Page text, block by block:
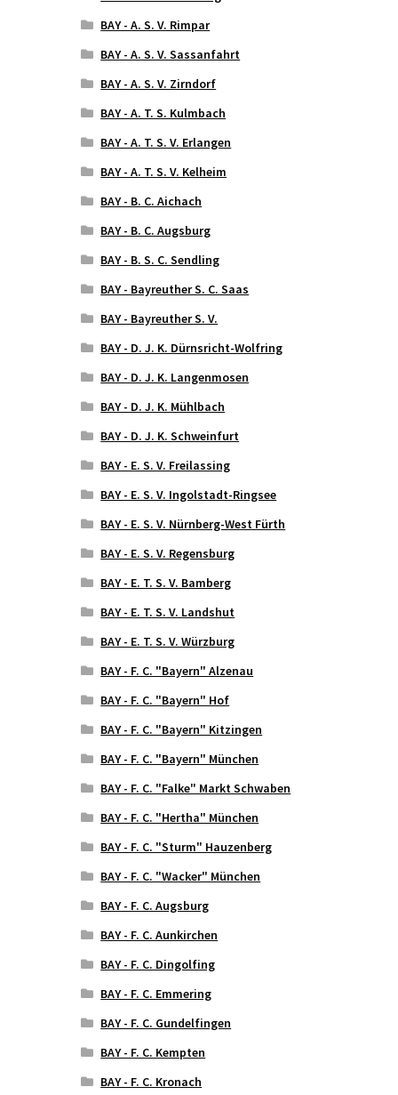
BAY - A. S. V. Rimpar
BAY - A. S. V. Sassanfahrt
BAY - A. S. V. Zirndorf
BAY - A. T. S. Kulmbach
BAY - A. T. S. V. Erlangen
BAY - A. T. S. V. Kelheim
BAY - B. C. Aichach
BAY - B. C. Augsburg
BAY - B. S. C. Sendling
BAY - Bayreuther S. C. Saas
BAY - Bayreuther S. V.
BAY - D. J. K. Dürnsricht-Wolfring
BAY - D. J. K. Langenmosen
BAY - D. J. K. Mühlbach
BAY - D. J. K. Schweinfurt
BAY - E. S. V. Freilassing
BAY - E. S. V. Ingolstadt-Ringsee
BAY - E. S. V. Nürnberg-West Fürth
BAY - E. S. V. Regensburg
BAY - E. T. S. V. Bamberg
BAY - E. T. S. V. Landshut
BAY - E. T. S. V. Würzburg
BAY - F. C. "Bayern" Alzenau
BAY - F. C. "Bayern" Hof
BAY - F. C. "Bayern" Kitzingen
BAY - F. C. "Bayern" München
BAY - F. C. "Falke" Markt Schwaben
BAY - F. C. "Hertha" München
BAY - F. C. "Sturm" Hauzenberg
BAY - F. C. "Wacker" München
BAY - F. C. Augsburg
BAY - F. C. Aunkirchen
BAY - F. C. Dingolfing
BAY - F. C. Emmering
BAY - F. C. Gundelfingen
BAY - F. C. Kempten
BAY - F. C. Kronach